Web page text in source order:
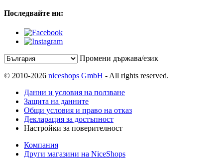
Последвайте ни:
Промени държава/език
© 2010-2026 niceshops GmbH - All rights reserved.
Данни и условия на ползване
Защита на данните
Общи условия и право на отказ
Декларация за достъпност
Настройки за поверителност
Компания
Други магазини на NiceShops